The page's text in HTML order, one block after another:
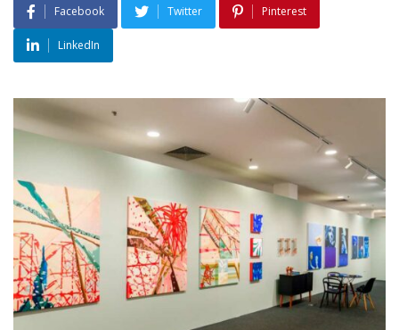
Facebook Twitter Pinterest
LinkedIn